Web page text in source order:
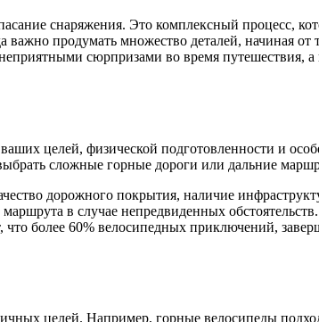
снаряжения. Это комплексный процесс,
продумать множество деталей, начиная
сюрпризами во время путешествия, а
целей, физической подготовленности и
сложные горные дороги или дальние
дорожного покрытия, наличие
в случае непредвиденных
что более 60% велосипедных приключений,
целей. Например, горные велосипеды